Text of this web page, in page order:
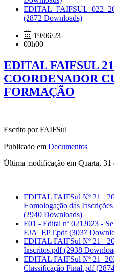
(2872 Downloads)
19/06/23
00h00
EDITAL FAIFSUL
COORDENADOR
FORMAÇÃO
Escrito por FAIFSul
Publicado em Documentos
Última modificação em Quarta, 31
EDITAL FAIFSul Nº 21_
Homologação das
(2940 Downloads)
E01 - Edital nº 0212023 -
EJA_EPT.pdf(3037
EDITAL FAIFSul Nº 21_
Inscritos.pdf(2938
EDITAL FAIFSul Nº
Classificação Final.pdf